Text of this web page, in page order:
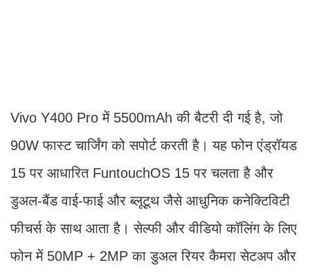
Vivo Y400 Pro में 5500mAh की बैटरी दी गई है, जो
90W फास्ट चार्जिंग को सपोर्ट करती है। यह फोन एंड्रॉयड
15 पर आधारित FuntouchOS 15 पर चलता है और
डुअल-बैंड वाई-फाई और ब्लूटूथ जैसे आधुनिक कनेक्टिविटी
फीचर्स के साथ आता है। सेल्फी और वीडियो कॉलिंग के लिए
फोन में 50MP + 2MP का डुअल रियर कैमरा सेटअप और